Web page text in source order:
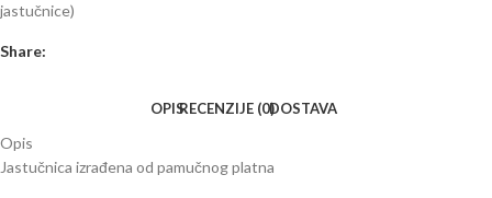
jastučnice)
Share:
OPISRECENZIJE (0)DOSTAVA
Opis
Jastučnica izrađena od pamučnog platna